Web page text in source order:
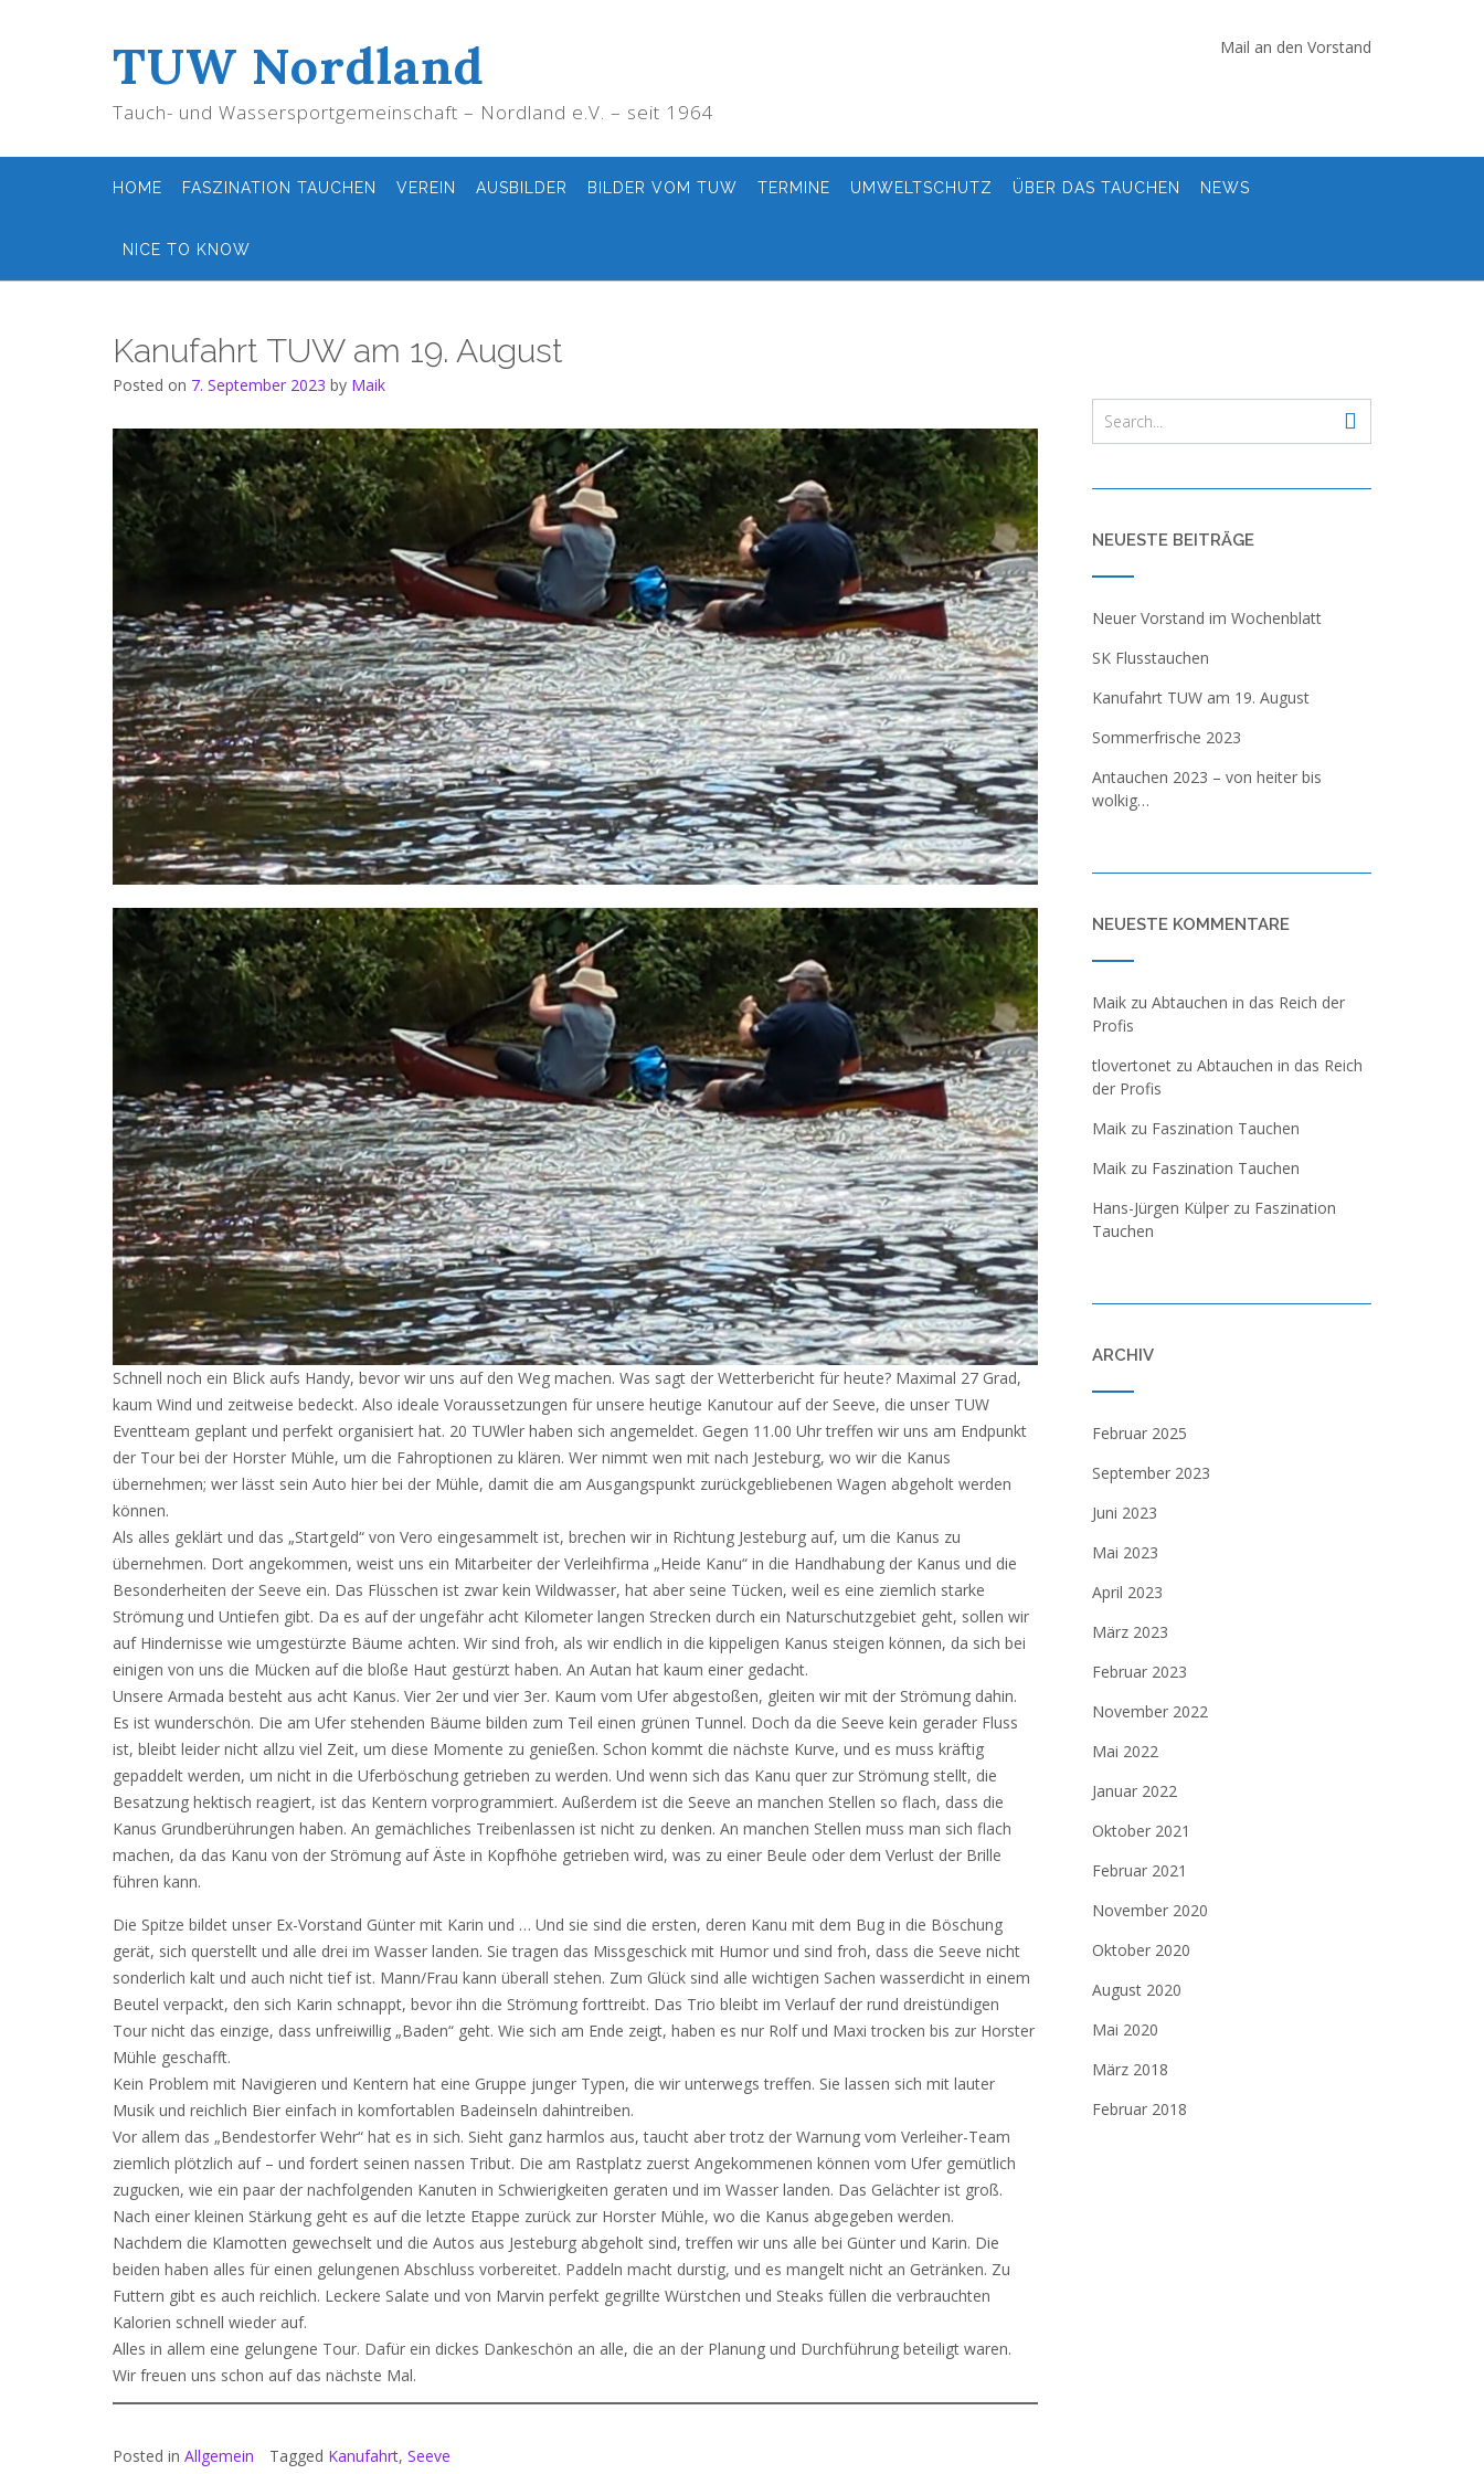
TUW Nordland
Tauch- und Wassersportgemeinschaft – Nordland e.V. – seit 1964
Mail an den Vorstand
HOME FASZINATION TAUCHEN VEREIN AUSBILDER BILDER VOM TUW TERMINE UMWELTSCHUTZ ÜBER DAS TAUCHEN NEWS
NICE TO KNOW
Kanufahrt TUW am 19. August
Posted on 7. September 2023 by Maik
Schnell noch ein Blick aufs Handy, bevor wir uns auf den Weg machen. Was sagt der Wetterbericht für heute? Maximal 27 Grad,
kaum Wind und zeitweise bedeckt. Also ideale Voraussetzungen für unsere heutige Kanutour auf der Seeve, die unser TUW
Eventteam geplant und perfekt organisiert hat. 20 TUWler haben sich angemeldet. Gegen 11.00 Uhr treffen wir uns am Endpunkt
der Tour bei der Horster Mühle, um die Fahroptionen zu klären. Wer nimmt wen mit nach Jesteburg, wo wir die Kanus
übernehmen; wer lässt sein Auto hier bei der Mühle, damit die am Ausgangspunkt zurückgebliebenen Wagen abgeholt werden
können.
Als alles geklärt und das „Startgeld“ von Vero eingesammelt ist, brechen wir in Richtung Jesteburg auf, um die Kanus zu
übernehmen. Dort angekommen, weist uns ein Mitarbeiter der Verleihfirma „Heide Kanu“ in die Handhabung der Kanus und die
Besonderheiten der Seeve ein. Das Flüsschen ist zwar kein Wildwasser, hat aber seine Tücken, weil es eine ziemlich starke
Strömung und Untiefen gibt. Da es auf der ungefähr acht Kilometer langen Strecken durch ein Naturschutzgebiet geht, sollen wir
auf Hindernisse wie umgestürzte Bäume achten. Wir sind froh, als wir endlich in die kippeligen Kanus steigen können, da sich bei
einigen von uns die Mücken auf die bloße Haut gestürzt haben. An Autan hat kaum einer gedacht.
Unsere Armada besteht aus acht Kanus. Vier 2er und vier 3er. Kaum vom Ufer abgestoßen, gleiten wir mit der Strömung dahin.
Es ist wunderschön. Die am Ufer stehenden Bäume bilden zum Teil einen grünen Tunnel. Doch da die Seeve kein gerader Fluss
ist, bleibt leider nicht allzu viel Zeit, um diese Momente zu genießen. Schon kommt die nächste Kurve, und es muss kräftig
gepaddelt werden, um nicht in die Uferböschung getrieben zu werden. Und wenn sich das Kanu quer zur Strömung stellt, die
Besatzung hektisch reagiert, ist das Kentern vorprogrammiert. Außerdem ist die Seeve an manchen Stellen so flach, dass die
Kanus Grundberührungen haben. An gemächliches Treibenlassen ist nicht zu denken. An manchen Stellen muss man sich flach
machen, da das Kanu von der Strömung auf Äste in Kopfhöhe getrieben wird, was zu einer Beule oder dem Verlust der Brille
führen kann.
Die Spitze bildet unser Ex-Vorstand Günter mit Karin und … Und sie sind die ersten, deren Kanu mit dem Bug in die Böschung
gerät, sich querstellt und alle drei im Wasser landen. Sie tragen das Missgeschick mit Humor und sind froh, dass die Seeve nicht
sonderlich kalt und auch nicht tief ist. Mann/Frau kann überall stehen. Zum Glück sind alle wichtigen Sachen wasserdicht in einem
Beutel verpackt, den sich Karin schnappt, bevor ihn die Strömung forttreibt. Das Trio bleibt im Verlauf der rund dreistündigen
Tour nicht das einzige, dass unfreiwillig „Baden“ geht. Wie sich am Ende zeigt, haben es nur Rolf und Maxi trocken bis zur Horster
Mühle geschafft.
Kein Problem mit Navigieren und Kentern hat eine Gruppe junger Typen, die wir unterwegs treffen. Sie lassen sich mit lauter
Musik und reichlich Bier einfach in komfortablen Badeinseln dahintreiben.
Vor allem das „Bendestorfer Wehr“ hat es in sich. Sieht ganz harmlos aus, taucht aber trotz der Warnung vom Verleiher-Team
ziemlich plötzlich auf – und fordert seinen nassen Tribut. Die am Rastplatz zuerst Angekommenen können vom Ufer gemütlich
zugucken, wie ein paar der nachfolgenden Kanuten in Schwierigkeiten geraten und im Wasser landen. Das Gelächter ist groß.
Nach einer kleinen Stärkung geht es auf die letzte Etappe zurück zur Horster Mühle, wo die Kanus abgegeben werden.
Nachdem die Klamotten gewechselt und die Autos aus Jesteburg abgeholt sind, treffen wir uns alle bei Günter und Karin. Die
beiden haben alles für einen gelungenen Abschluss vorbereitet. Paddeln macht durstig, und es mangelt nicht an Getränken. Zu
Futtern gibt es auch reichlich. Leckere Salate und von Marvin perfekt gegrillte Würstchen und Steaks füllen die verbrauchten
Kalorien schnell wieder auf.
Alles in allem eine gelungene Tour. Dafür ein dickes Dankeschön an alle, die an der Planung und Durchführung beteiligt waren.
Wir freuen uns schon auf das nächste Mal.
Posted in Allgemein Tagged Kanufahrt, Seeve
NEUESTE BEITRÄGE
Neuer Vorstand im Wochenblatt
SK Flusstauchen
Kanufahrt TUW am 19. August
Sommerfrische 2023
Antauchen 2023 – von heiter bis
wolkig…
NEUESTE KOMMENTARE
Maikzu Abtauchen in das Reich der
Profis
tlovertonetzu Abtauchen in das Reich
der Profis
Maikzu Faszination Tauchen
Maikzu Faszination Tauchen
Hans-Jürgen Külperzu Faszination
Tauchen
ARCHIV
Februar 2025
September 2023
Juni 2023
Mai 2023
April 2023
März 2023
Februar 2023
November 2022
Mai 2022
Januar 2022
Oktober 2021
Februar 2021
November 2020
Oktober 2020
August 2020
Mai 2020
März 2018
Februar 2018